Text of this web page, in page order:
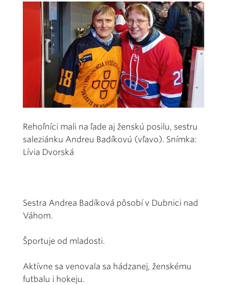
Rehoľníci mali na ľade aj ženskú posilu, sestru
saleziánku Andreu Badíkovú (vľavo). Snímka:
Lívia Dvorská
Sestra Andrea Badíková pôsobí v Dubnici nad
Váhom.
Športuje od mladosti.
Aktívne sa venovala sa hádzanej, ženskému
futbalu i hokeju.